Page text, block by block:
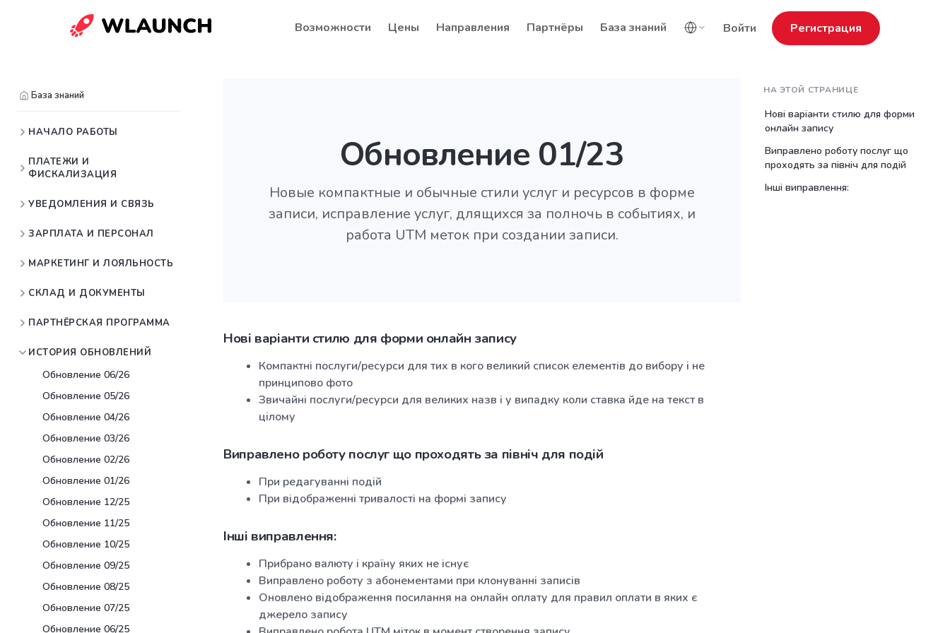
Войти Регистрация
Возможности Цены Направления Партнёры База знаний
База знаний
НАЧАЛО РАБОТЫ
ПЛАТЕЖИ И
ФИСКАЛИЗАЦИЯ
УВЕДОМЛЕНИЯ И СВЯЗЬ
ЗАРПЛАТА И ПЕРСОНАЛ
МАРКЕТИНГ И ЛОЯЛЬНОСТЬ
СКЛАД И ДОКУМЕНТЫ
ПАРТНЁРСКАЯ ПРОГРАММА
ИСТОРИЯ ОБНОВЛЕНИЙ
Обновление 06/26
Обновление 05/26
Обновление 04/26
Обновление 03/26
Обновление 02/26
Обновление 01/26
Обновление 12/25
Обновление 11/25
Обновление 10/25
Обновление 09/25
Обновление 08/25
Обновление 07/25
Обновление 06/25
Обновление 01/23
Новые компактные и обычные стили услуг и ресурсов в форме
записи, исправление услуг, длящихся за полночь в событиях, и
работа UTM меток при создании записи.
Нові варіанти стилю для форми онлайн запису
Компактні послуги/ресурси для тих в кого великий список елементів до вибору і не
принципово фото
Звичайні послуги/ресурси для великих назв і у випадку коли ставка йде на текст в
цілому
Виправлено роботу послуг що проходять за північ для подій
При редагуванні подій
При відображенні тривалості на формі запису
Інші виправлення:
Прибрано валюту і країну яких не існує
Виправлено роботу з абонементами при клонуванні записів
Оновлено відображення посилання на онлайн оплату для правил оплати в яких є
джерело запису
НА ЭТОЙ СТРАНИЦЕ
Нові варіанти стилю для форми
онлайн запису
Виправлено роботу послуг що
проходять за північ для подій
Інші виправлення: